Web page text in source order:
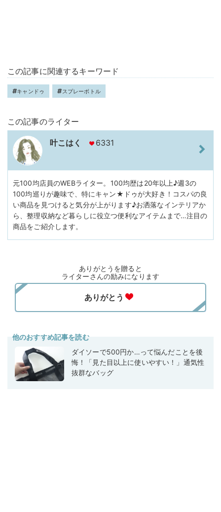
この記事に関連するキーワード
キャンドゥ スプレーボトル
この記事のライター
叶こはく 6331
元100均店員のWEBライター。100均歴は20年以上♪週3の
100均巡りが趣味で、特にキャン★ドゥが大好き！コスパの良
い商品を見つけると気分が上がります♪お洒落なインテリアか
ら、整理収納など暮らしに役立つ便利なアイテムまで…注目の
商品をご紹介します。
ありがとうを贈ると
ライターさんの励みになります
他のおすすめ記事を読む
ダイソーで500円か…って悩んだことを後
悔！「見た目以上に使いやすい！」通気性
抜群なバッグ